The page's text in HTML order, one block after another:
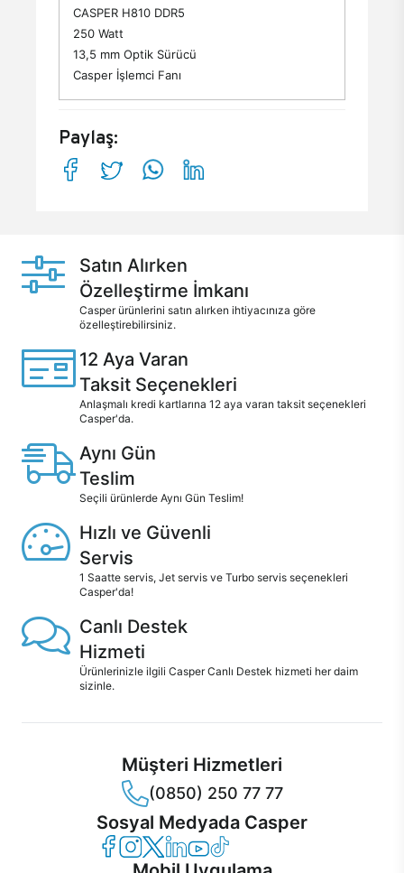
CASPER H810 DDR5
250 Watt
13,5 mm Optik Sürücü
Casper İşlemci Fanı
Paylaş:
Satın Alırken
Özelleştirme İmkanı
Casper ürünlerini satın alırken ihtiyacınıza göre
özelleştirebilirsiniz.
12 Aya Varan
Taksit Seçenekleri
Anlaşmalı kredi kartlarına 12 aya varan taksit seçenekleri
Casper'da.
Aynı Gün
Teslim
Seçili ürünlerde Aynı Gün Teslim!
Hızlı ve Güvenli
Servis
1 Saatte servis, Jet servis ve Turbo servis seçenekleri
Casper'da!
Canlı Destek
Hizmeti
Ürünlerinizle ilgili Casper Canlı Destek hizmeti her daim
sizinle.
Müşteri Hizmetleri
(0850) 250 77 77
Sosyal Medyada Casper
Casper Facebook
Casper Instagram
Casper Twitter
Casper LinkedIn
Casper YouTube
Casper TikTok